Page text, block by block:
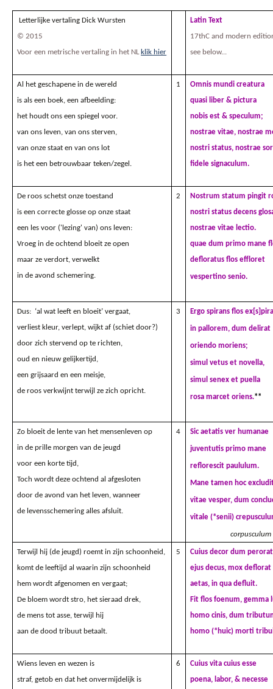
Letterlijke vertaling Dick Wursten
© 2015
Voor een metrische vertaling in het NL klik hier
Latin Text
17thC and modern
see below...
Al het geschapene in de wereld
is als een boek, een afbeelding:
het houdt ons een spiegel voor.
van ons leven, van ons sterven,
van onze staat en van ons lot
is het een betrouwbaar teken/zegel.
1
Omnis mundi creatura
quasi liber & pictura
nobis est & speculum;
nostrae vitae, nostrae
nostri status, nostrae
fidele signaculum.
De roos schetst onze toestand
is een correcte glosse op onze staat
een les voor ('lezing' van) ons leven:
Vroeg in de ochtend bloeit ze open
maar ze verdort, verwelkt
in de avond schemering.
2
Nostrum statum pingit
nostri status decens
nostrae vitae lectio.
quae dum primo mane
defloratus flos eff loret
vespertino senio.
Dus: ‘al wat leeft en bloeit’ vergaat,
verliest kleur, verlept, wijkt af (schiet door?)
door zich stervend op te richten,
oud en nieuw gelijkertijd,
een grijsaard en een meisje,
de roos verkwijnt terwijl ze zich opricht.
3 Ergo spirans flos
in pallorem, dum delirat
oriendo moriens;
simul vetus et novella,
simul senex et puella
rosa marcetoriens.**
Zo bloeit de lente van het mensenleven op
in de prille morgen van de jeugd
voor een korte tijd,
Toch wordt deze ochtend al afgesloten
door de avond van het leven, wanneer
de levensschemering alles afsluit.
4 Sic aetatis ver humanae
juventutis primo mane
reflorescit paululum.
Mane tamen hoc
vitae vesper, dum
vitale (*senii)
Terwijl hij (de jeugd) roemt in zijn schoonheid,
komt de leeftijd al waarin zijn schoonheid
hem wordt afgenomen en vergaat;
De bloem wordt stro, het sieraad drek,
de mens tot asse, terwijl hij
aan de dood tribuut betaalt.
5
Cuius decor dum perorat
ejus decus, mox deflorat
aetas, in qua defluit.
Fit flos foenum, gemma
homo cinis, dum
homo (*huic) morti
Wiens leven en wezen is
straf, getob en dat het onvermijdelijk is
6
Cuius vita cuius esse
poena, labor, & necesse